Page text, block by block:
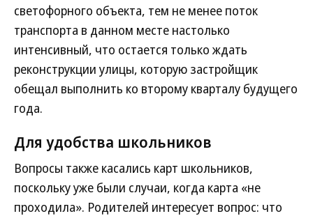
светофорного объекта, тем не менее поток
транспорта в данном месте настолько
интенсивный, что остается только ждать
реконструкции улицы, которую застройщик
обещал выполнить ко второму кварталу будущего
года.
Для удобства школьников
Вопросы также касались карт школьников,
поскольку уже были случаи, когда карта «не
проходила». Родителей интересует вопрос: что